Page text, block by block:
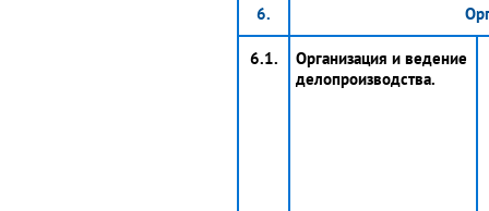
6.
6.1.
Организация и ведение
делопроизводства.